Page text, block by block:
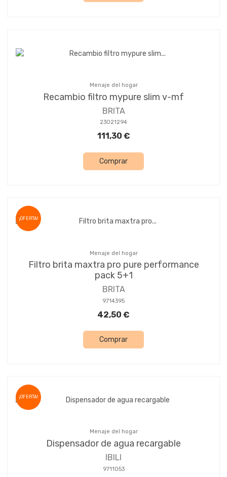
Menaje del hogar
Recambio filtro mypure slim v-mf
BRITA
23021294
111,30 €
Comprar
¡OFERTA!
Menaje del hogar
Filtro brita maxtra pro pure performance
pack 5+1
BRITA
9714395
42,50 €
Comprar
¡OFERTA!
Menaje del hogar
Dispensador de agua recargable
IBILI
9711053